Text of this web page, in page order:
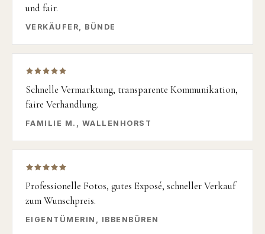
und fair.
VERKÄUFER, BÜNDE
Schnelle Vermarktung, transparente Kommunikation,
faire Verhandlung.
FAMILIE M., WALLENHORST
Professionelle Fotos, gutes Exposé, schneller Verkauf
zum Wunschpreis.
EIGENTÜMERIN, IBBENBÜREN